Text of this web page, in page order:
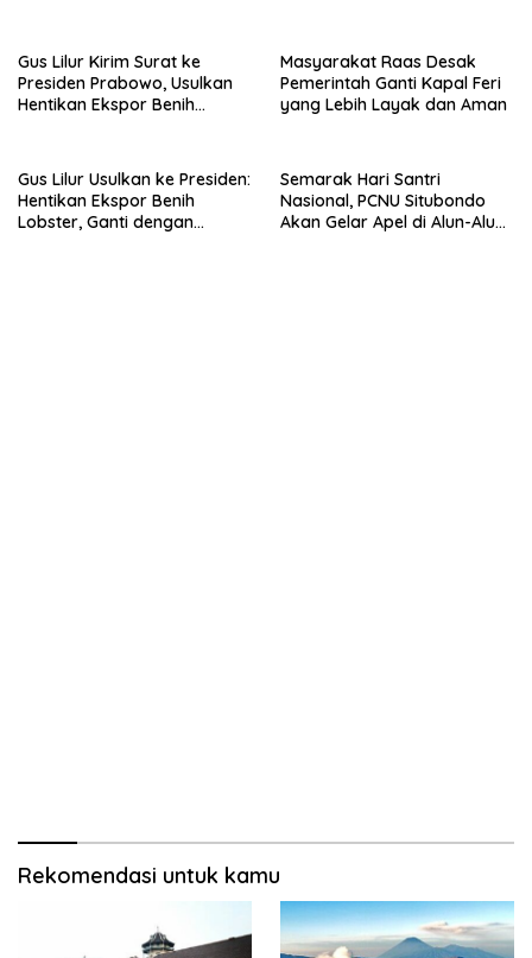
Kepastian
Gus Lilur Kirim Surat ke
Presiden Prabowo, Usulkan
Hentikan Ekspor Benih
Masyarakat Raas Desak
Pemerintah Ganti Kapal Feri
yang Lebih Layak dan Aman
Gus Lilur Usulkan ke Presiden:
Hentikan Ekspor Benih
Lobster, Ganti dengan
Semarak Hari Santri
Nasional, PCNU Situbondo
Akan Gelar Apel di Alun-Alun
Rekomendasi untuk kamu